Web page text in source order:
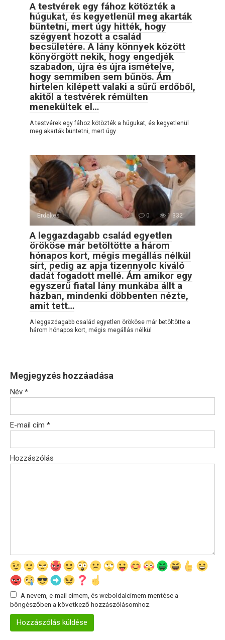
A testvérek egy fához kötözték a
húgukat, és kegyetlenül meg akarták
büntetni, mert úgy hitték, hogy
szégyent hozott a család
becsületére. A lány könnyek között
könyörgött nekik, hogy engedjék
szabadon, újra és újra ismételve,
hogy semmiben sem bűnös. Ám
hirtelen kilépett valaki a sűrű erdőből,
akitől a testvérek rémülten
menekültek el…
A testvérek egy fához kötözték a húgukat, és kegyetlenül
meg akarták büntetni, mert úgy
Érdekes 0 1 332
A leggazdagabb család egyetlen
örököse már betöltötte a három
hónapos kort, mégis megállás nélkül
sírt, pedig az apja tizennyolc kiváló
dadát fogadott mellé. Ám amikor egy
egyszerű fiatal lány munkába állt a
házban, mindenki döbbenten nézte,
amit tett…
A leggazdagabb család egyetlen örököse már betöltötte a
három hónapos kort, mégis megállás nélkül
Megjegyzés hozzáadása
Név *
E-mail cím *
Hozzászólás
A nevem, e-mail címem, és weboldalcímem mentése a
böngészőben a következő hozzászólásomhoz.